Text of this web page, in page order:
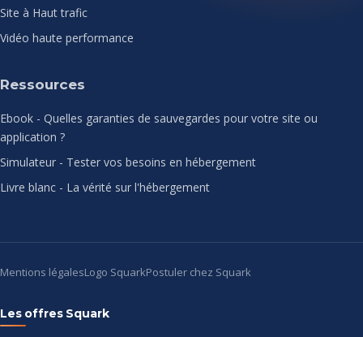
Site à Haut trafic
Vidéo haute performance
Ressources
Ebook - Quelles garanties de sauvegardes pour votre site ou
application ?
Simulateur - Tester vos besoins en hébergement
Livre blanc - La vérité sur l'hébergement
Mentions légalesLogo SquarkPostuler chez Squark
Les offres Squark